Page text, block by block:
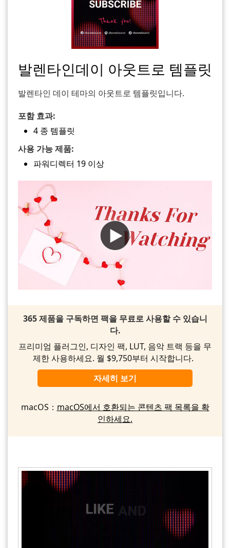
발렌타인데이 아웃트로 템플릿
발렌타인 데이 테마의 아웃트로 템플릿입니다.
포함 효과:
4 종 템플릿
사용 가능 제품:
파워디렉터 19 이상
365 제품을 구독하면 팩을 무료로 사용할 수 있습니
다.
프리미엄 플러그인, 디자인 팩, LUT, 음악 트랙 등을 무
제한 사용하세요. 월 $9,750부터 시작합니다.
자세히 보기
macOS： macOS에서 호환되는 콘텐츠 팩 목록을 확
인하세요.